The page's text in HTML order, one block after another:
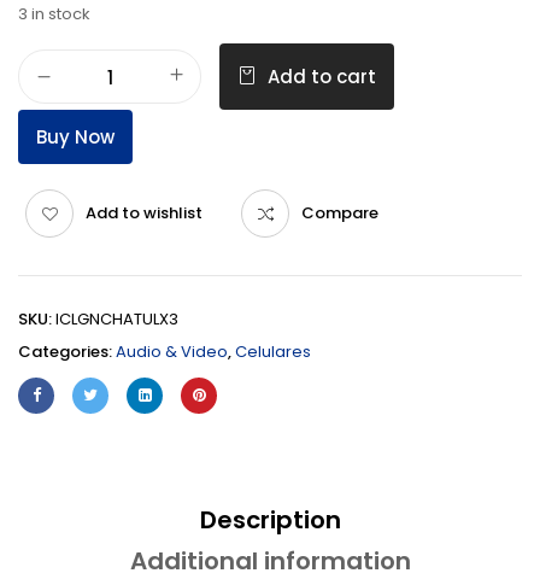
3 in stock
Add to cart
Buy Now
Add to wishlist Compare
SKU:ICLGNCHATULX3
Categories:Audio & Video,Celulares
Description
Additional information